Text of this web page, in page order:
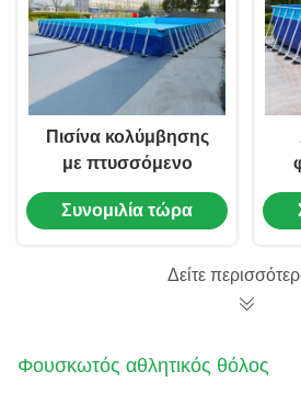
Πισίνα κολύμβησης
με πτυσσόμενο
μεταλλικό σκελετό
υπεδάφια για
στις καιρικές
Συνομιλία τώρα
Δείτε
Φουσκωτός αθλητικός θόλος